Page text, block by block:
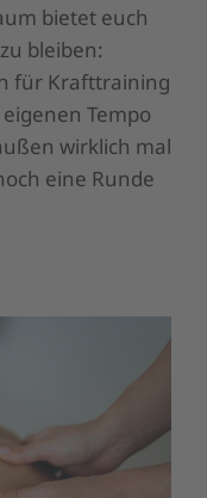
bietet euch
bleiben:
für Krafttraining
Tempo
wirklich mal
eine Runde